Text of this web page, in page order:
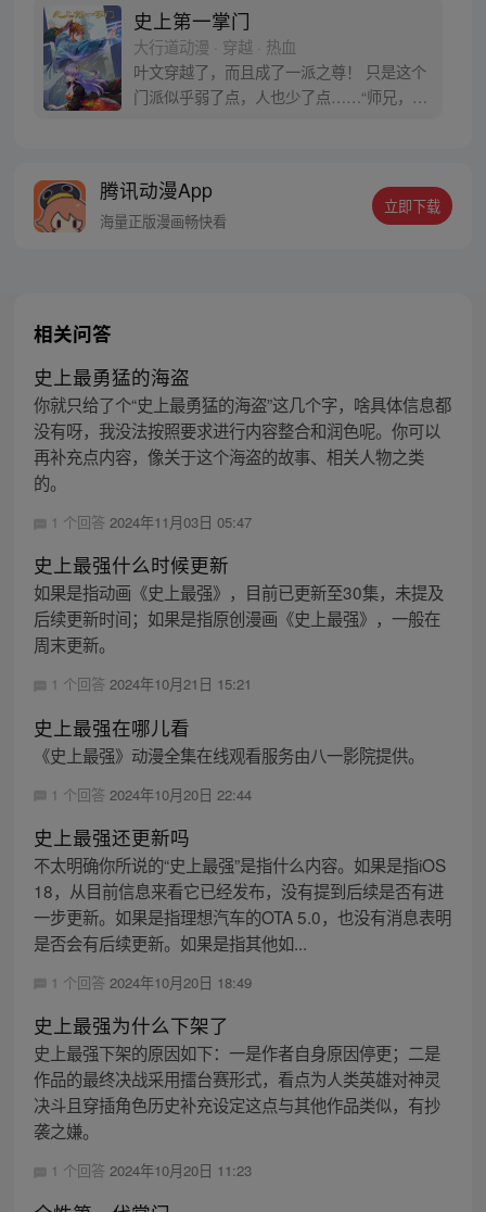
史上第一掌门
大行道动漫 · 穿越 · 热血
叶文穿越了，而且成了一派之尊！ 只是这个
门派似乎弱了点，人也少了点……“师兄，振
腾讯动漫App
海量正版漫画畅快看
立即下载
相关问答
史上最勇猛的海盗
你就只给了个“史上最勇猛的海盗”这几个字，啥具体信息都
没有呀，我没法按照要求进行内容整合和润色呢。你可以
再补充点内容，像关于这个海盗的故事、相关人物之类
的。
1 个回答 2024年11月03日 05:47
史上最强什么时候更新
如果是指动画《史上最强》，目前已更新至30集，未提及
后续更新时间；如果是指原创漫画《史上最强》，一般在
周末更新。
1 个回答 2024年10月21日 15:21
史上最强在哪儿看
《史上最强》动漫全集在线观看服务由八一影院提供。
1 个回答 2024年10月20日 22:44
史上最强还更新吗
不太明确你所说的“史上最强”是指什么内容。如果是指iOS
18，从目前信息来看它已经发布，没有提到后续是否有进
一步更新。如果是指理想汽车的OTA 5.0，也没有消息表明
是否会有后续更新。如果是指其他如...
1 个回答 2024年10月20日 18:49
史上最强为什么下架了
史上最强下架的原因如下：一是作者自身原因停更；二是
作品的最终决战采用擂台赛形式，看点为人类英雄对神灵
决斗且穿插角色历史补充设定这点与其他作品类似，有抄
袭之嫌。
1 个回答 2024年10月20日 11:23